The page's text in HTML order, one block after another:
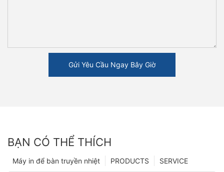
Gửi Yêu Cầu Ngay Bây Giờ
BẠN CÓ THỂ THÍCH
SERVICE
PRODUCTS
Máy in để bàn truyền nhiệt